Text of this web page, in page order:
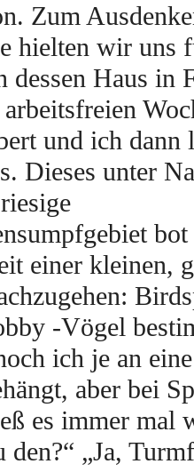
Zum
hielten wir uns
dessen Haus in
und ich dann
Dieses unter
bot
einer kleinen,
-Vögel
ich je an
aber bei
es immer mal
den?“ „Ja,